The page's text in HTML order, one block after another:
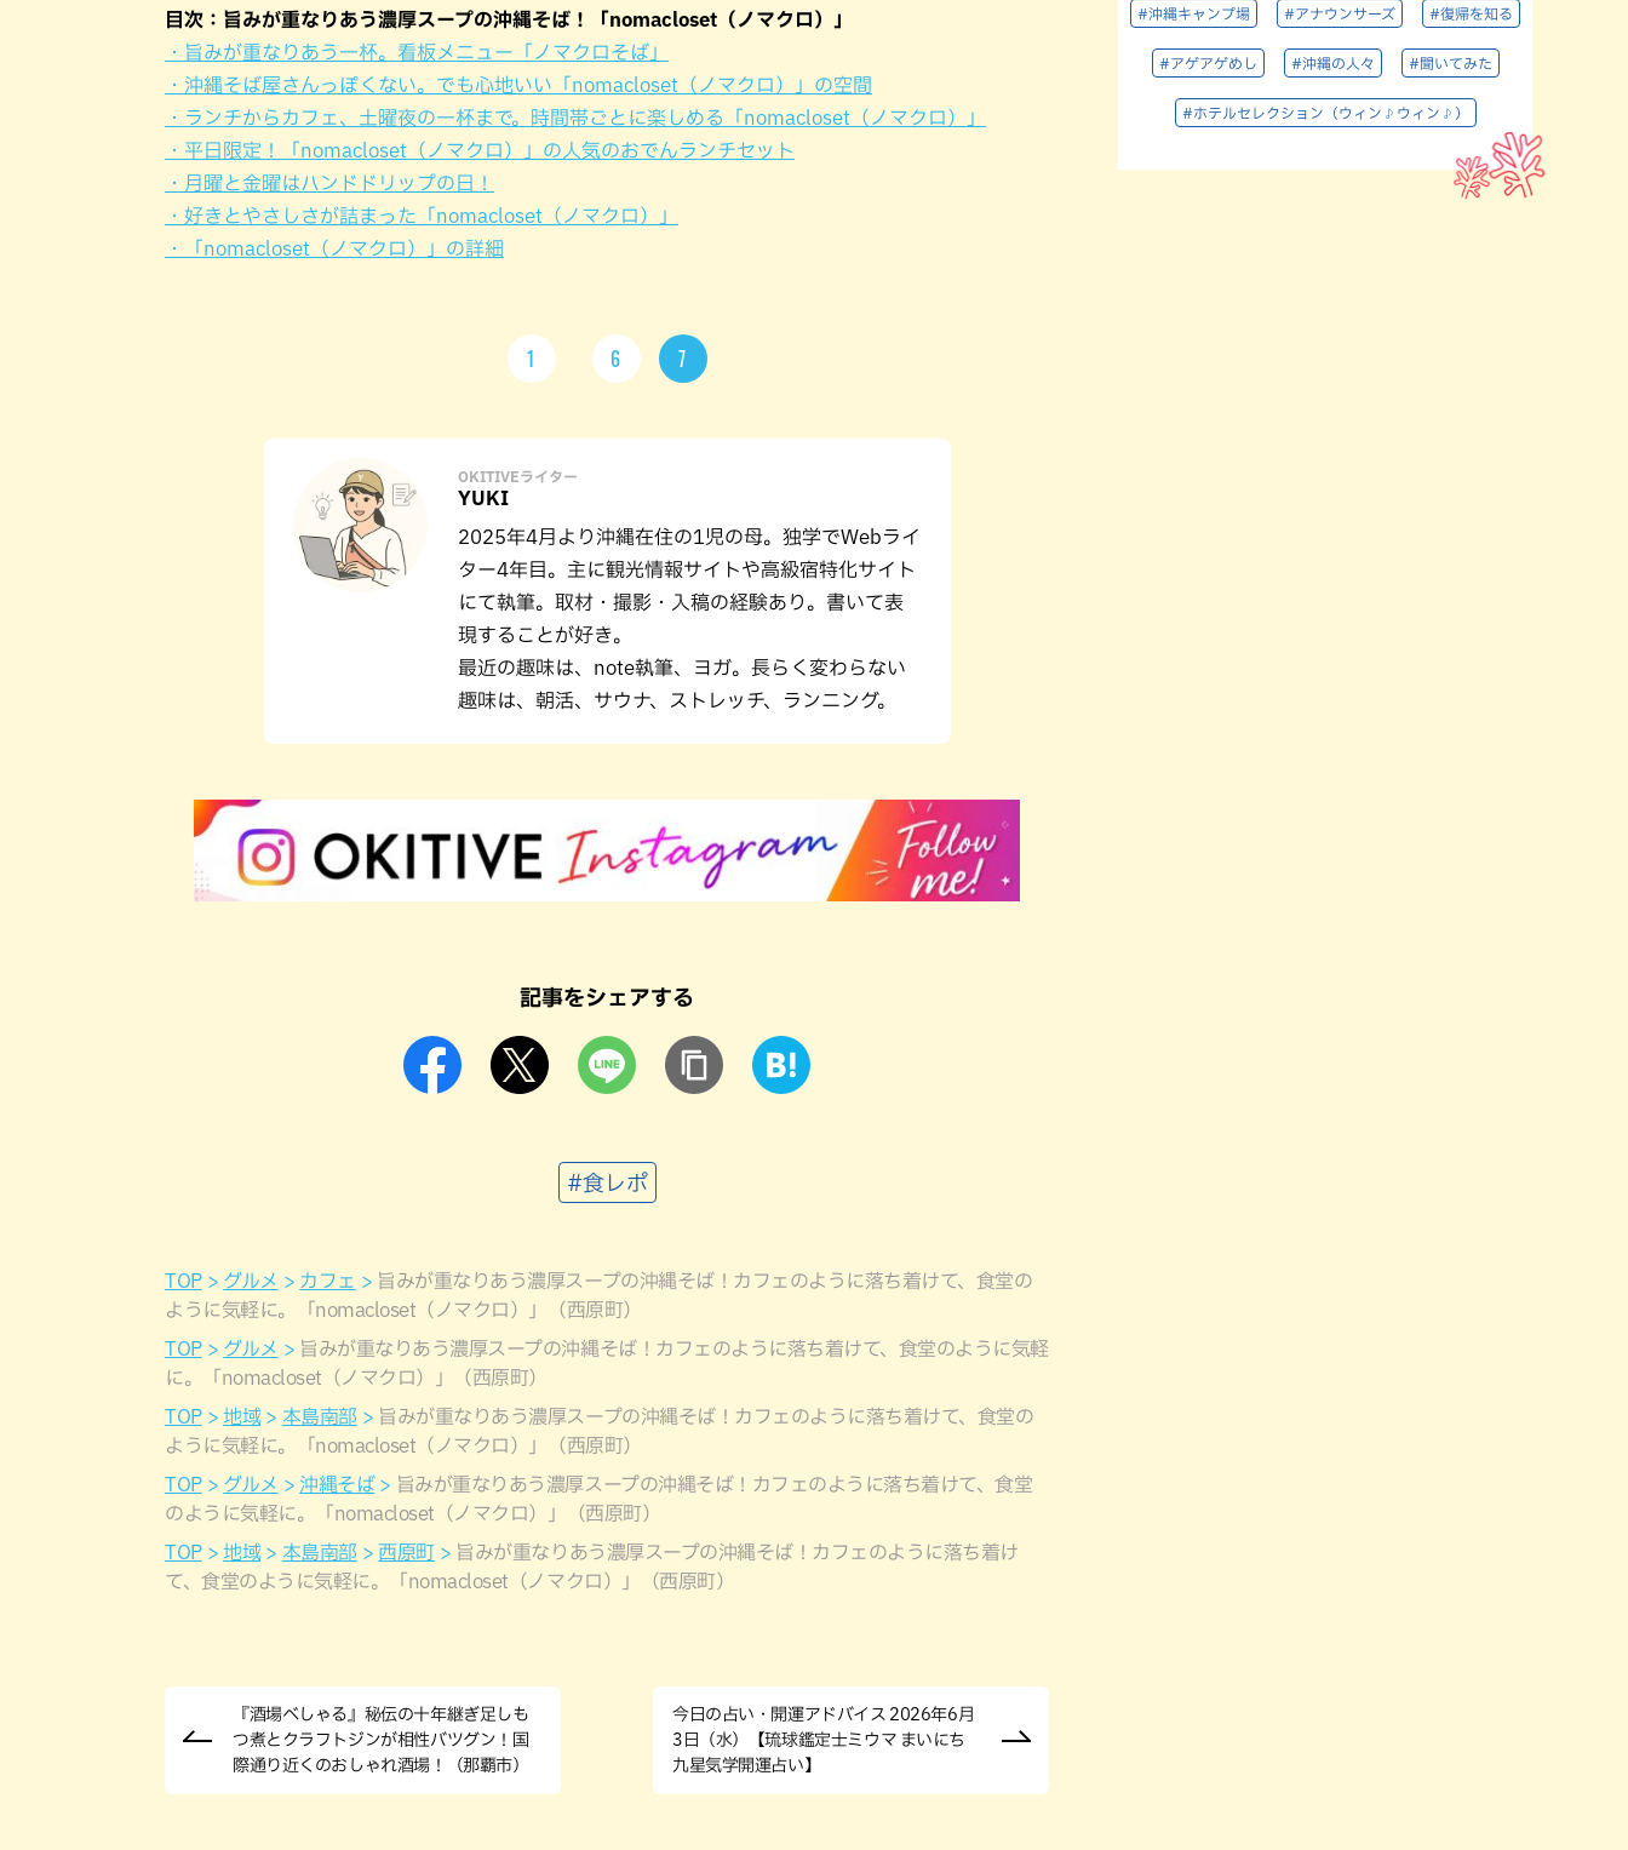
目次：旨みが重なりあう濃厚スープの沖縄そば！「nomacloset（ノマクロ）」
・旨みが重なりあう一杯。看板メニュー「ノマクロそば」
・沖縄そば屋さんっぽくない。でも心地いい「nomacloset（ノマクロ）」の空間
・ランチからカフェ、土曜夜の一杯まで。時間帯ごとに楽しめる「nomacloset（ノマクロ）」
・平日限定！「nomacloset（ノマクロ）」の人気のおでんランチセット
・月曜と金曜はハンドドリップの日！
・好きとやさしさが詰まった「nomacloset（ノマクロ）」
・「nomacloset（ノマクロ）」の詳細
1 6 7
OKITIVEライター
YUKI
2025年4月より沖縄在住の1児の母。独学でWebライ
ター4年目。主に観光情報サイトや高級宿特化サイト
にて執筆。取材・撮影・入稿の経験あり。書いて表
現することが好き。
最近の趣味は、note執筆、ヨガ。長らく変わらない
趣味は、朝活、サウナ、ストレッチ、ランニング。
記事をシェアする
#食レポ
TOP グルメ カフェ
旨みが重なりあう濃厚スープの沖縄そば！カフェのように落ち着けて、食堂の
ように気軽に。「nomacloset（ノマクロ）」（西原町）
TOP
グルメ
旨みが重なりあう濃厚スープの沖縄そば！カフェのように落ち着けて、食堂のように気軽
に。「nomacloset（ノマクロ）」（西原町）
TOP
地域 本島南部
旨みが重なりあう濃厚スープの沖縄そば！カフェのように落ち着けて、食堂の
ように気軽に。「nomacloset（ノマクロ）」（西原町）
TOP
グルメ 沖縄そば
旨みが重なりあう濃厚スープの沖縄そば！カフェのように落ち着けて、食堂
のように気軽に。「nomacloset（ノマクロ）」（西原町）
TOP
地域 本島南部 西原町
旨みが重なりあう濃厚スープの沖縄そば！カフェのように落ち着け
て、食堂のように気軽に。「nomacloset（ノマクロ）」（西原町）
『酒場べしゃる』秘伝の十年継ぎ足しも
つ煮とクラフトジンが相性バツグン！国
際通り近くのおしゃれ酒場！（那覇市）
今日の占い・開運アドバイス 2026年6月
3日（水）【琉球鑑定士ミウマ まいにち
九星気学開運占い】
#沖縄キャンプ場 #アナウンサーズ #復帰を知る
#アゲアゲめし #沖縄の人々 #聞いてみた
#ホテルセレクション（ウィン♪ウィン♪）